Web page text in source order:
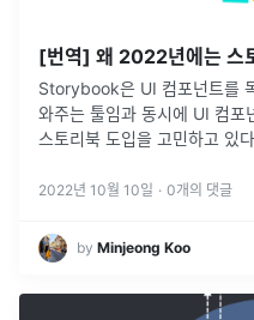
[번역] 왜 2022년에는 스
Storybook은 UI 컴포넌트를
와주는 툴임과 동시에 UI 컴포
스토리북 도입을 고민하고 있
2022년 10월 10일 · 0개의 댓글
by Minjeong Koo